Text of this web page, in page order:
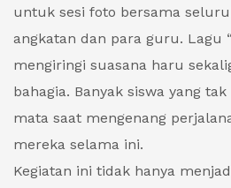
untuk sesi foto bersama
angkatan dan para guru. Lagu
mengiringi suasana haru
bahagia. Banyak siswa yang
mata saat mengenang
mereka selama ini.
Kegiatan ini tidak hanya